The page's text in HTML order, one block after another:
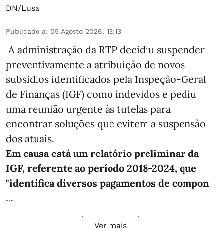
DN/Lusa
Publicado a: 05 Agosto 2026, 13:13
A administração da RTP decidiu suspender
preventivamente a atribuição de novos
subsídios identificados pela Inspeção-Geral
de Finanças (IGF) como indevidos e pediu
uma reunião urgente às tutelas para
encontrar soluções que evitem a suspensão
dos atuais.
Em causa está um relatório preliminar da
IGF, referente ao período 2018-2024, que
"identifica diversos pagamentos de compon
...
Ver mais